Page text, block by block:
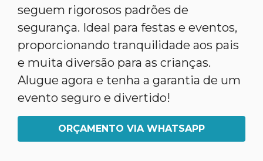
seguem rigorosos padrões de
segurança. Ideal para festas e eventos,
proporcionando tranquilidade aos pais
e muita diversão para as crianças.
Alugue agora e tenha a garantia de um
evento seguro e divertido!
ORÇAMENTO VIA WHATSAPP